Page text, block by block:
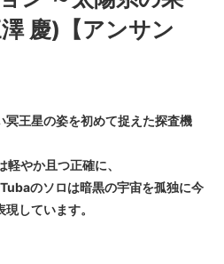
慶)【アンサン
冥王星の姿を初めて捉えた探査機
やか且つ正確に、
のソロは暗黒の宇宙を孤独に今
しています。